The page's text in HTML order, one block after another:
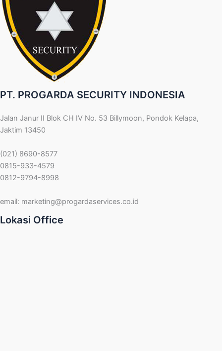
PT. PROGARDA SECURITY INDONESIA
Jalan Janur II Blok CH IV No. 53 Billymoon, Pondok Kelapa,
Jaktim 13450
(021) 8690-8577
0815-933-4579
0812-9794-8998
email: marketing@progardaservices.co.id
Lokasi Office